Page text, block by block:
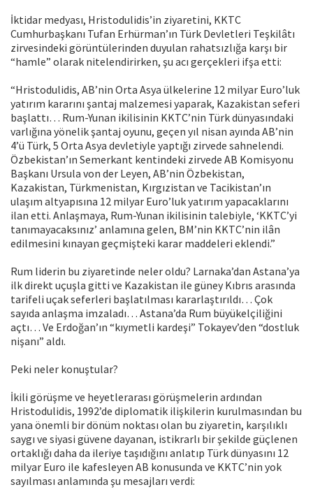
İktidar medyası, Hristodulidis’in ziyaretini, KKTC
Cumhurbaşkanı Tufan Erhürman’ın Türk Devletleri Teşkilâtı
zirvesindeki görüntülerinden duyulan rahatsızlığa karşı bir
“hamle” olarak nitelendirirken, şu acı gerçekleri ifşa etti:
“Hristodulidis, AB’nin Orta Asya ülkelerine 12 milyar Euro’luk
yatırım kararını şantaj malzemesi yaparak, Kazakistan seferi
başlattı… Rum-Yunan ikilisinin KKTC’nin Türk dünyasındaki
varlığına yönelik şantaj oyunu, geçen yıl nisan ayında AB’nin
4’ü Türk, 5 Orta Asya devletiyle yaptığı zirvede sahnelendi.
Özbekistan’ın Semerkant kentindeki zirvede AB Komisyonu
Başkanı Ursula von der Leyen, AB’nin Özbekistan,
Kazakistan, Türkmenistan, Kırgızistan ve Tacikistan’ın
ulaşım altyapısına 12 milyar Euro’luk yatırım yapacaklarını
ilan etti. Anlaşmaya, Rum-Yunan ikilisinin talebiyle, ‘KKTC’yi
tanımayacaksınız’ anlamına gelen, BM’nin KKTC’nin ilân
edilmesini kınayan geçmişteki karar maddeleri eklendi.”
Rum liderin bu ziyaretinde neler oldu? Larnaka’dan Astana’ya
ilk direkt uçuşla gitti ve Kazakistan ile güney Kıbrıs arasında
tarifeli uçak seferleri başlatılması kararlaştırıldı… Çok
sayıda anlaşma imzaladı… Astana’da Rum büyükelçiliğini
açtı… Ve Erdoğan’ın “kıymetli kardeşi” Tokayev’den “dostluk
nişanı” aldı.
Peki neler konuştular?
İkili görüşme ve heyetlerarası görüşmelerin ardından
Hristodulidis, 1992’de diplomatik ilişkilerin kurulmasından bu
yana önemli bir dönüm noktası olan bu ziyaretin, karşılıklı
saygı ve siyasi güvene dayanan, istikrarlı bir şekilde güçlenen
ortaklığı daha da ileriye taşıdığını anlatıp Türk dünyasını 12
milyar Euro ile kafesleyen AB konusunda ve KKTC’nin yok
sayılması anlamında şu mesajları verdi: